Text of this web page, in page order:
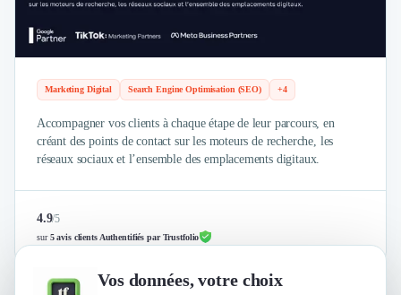
Vos données, votre choix
Marketing Digital Search Engine Optimisation (SEO) +4
Accompagner vos clients à chaque étape de leur parcours, en
créant des points de contact sur les moteurs de recherche, les
réseaux sociaux et l’ensemble des emplacements digitaux.
4.9/5
sur5 avis clients Authentifiés par Trustfolio